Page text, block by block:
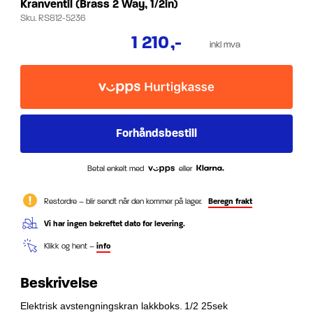
Kranventil (Brass 2 Way, 1/2in)
Sku.RS812-5236
1 210,- inkl mva
Betal enkelt med eller
Restordre – blir sendt når den kommer på lager. Beregn frakt
Vi har ingen bekreftet dato for levering.
Klikk og hent – info
Beskrivelse
Elektrisk avstengningskran lakkboks. 1/2 25sek